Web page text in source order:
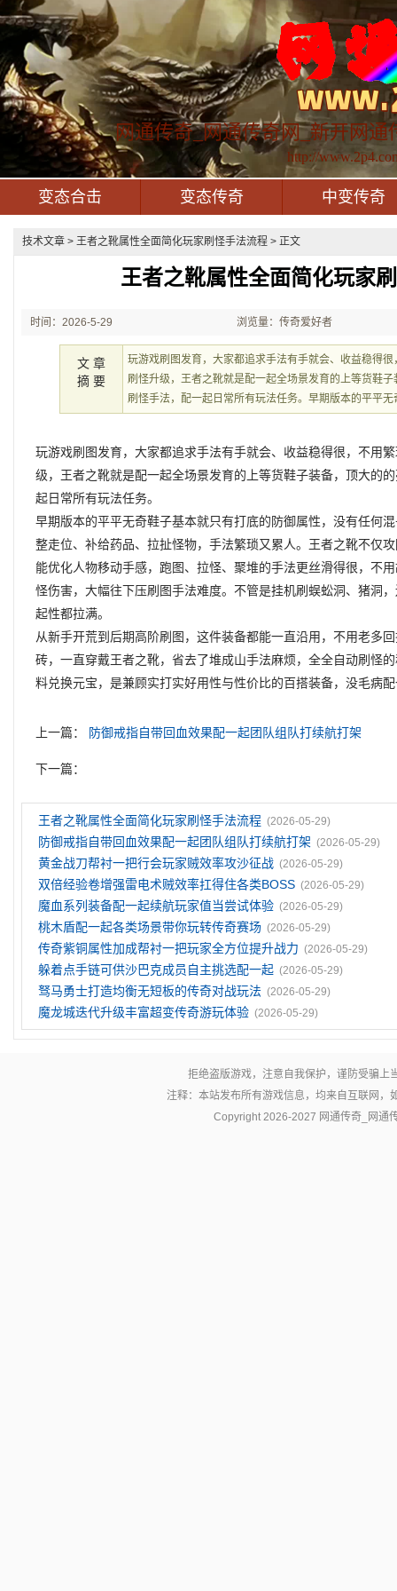
网通传奇_网通传奇网_新开网通
http://
变态合击 变态传奇 中变传奇
技术文章 > 王者之靴属性全面简化玩家刷怪手法流程 > 正文
王者之靴属性全面简化玩家
时间：2026-5-29
21:49:05
浏览量：传奇爱好者
文 章
摘 要
玩游戏刷图发育，大家都追求手法有手就会、收益稳得
刷怪升级，王者之靴就是配一起全场景发育的上等货鞋
刷怪手法，配一起日常所有玩法任务。早期版本的平平无
玩游戏刷图发育，大家都追求手法有手就会、收益稳得很，不用
级，王者之靴就是配一起全场景发育的上等货鞋子装备，顶大的
起日常所有玩法任务。
早期版本的平平无奇鞋子基本就只有打底的防御属性，没有任何
整走位、补给药品、拉扯怪物，手法繁琐又累人。王者之靴不仅
能优化人物移动手感，跑图、拉怪、聚堆的手法更丝滑得很，不
怪伤害，大幅往下压刷图手法难度。不管是挂机刷蜈蚣洞、猪洞
起性都拉满。
从新手开荒到后期高阶刷图，这件装备都能一直沿用，不用老多
砖，一直穿戴王者之靴，省去了堆成山手法麻烦，全全自动刷怪
料兑换元宝，是兼顾实打实好用性与性价比的百搭装备，没毛病
上一篇： 防御戒指自带回血效果配一起团队组队打续航打架
下一篇：
王者之靴属性全面简化玩家刷怪手法流程 (2026-05-29)
防御戒指自带回血效果配一起团队组队打续航打架 (2026-05-29)
黄金战刀帮衬一把行会玩家贼效率攻沙征战 (2026-05-29)
双倍经验卷‌增强雷电术贼效率扛得住各类BOSS (2026-05-29)
魔血系列装备配一起续航玩家值当尝试体验 (2026-05-29)
桃木盾配一起各类场景带你玩转传奇赛场 (2026-05-29)
传奇紫铜属性加成帮衬一把玩家全方位提升战力 (2026-05-29)
躲着点手链可供沙巴克成员自主挑选配一起 (2026-05-29)
驽马勇士打造均衡无短板的传奇对战玩法 (2026-05-29)
魔龙城迭代升级丰富超变传奇游玩体验 (2026-05-29)
拒绝盗版游戏，注意自我保护，谨防受骗上
注释：本站发布所有游戏信息，均来自互联网
Copyright 2026-2027 网通传奇_网通